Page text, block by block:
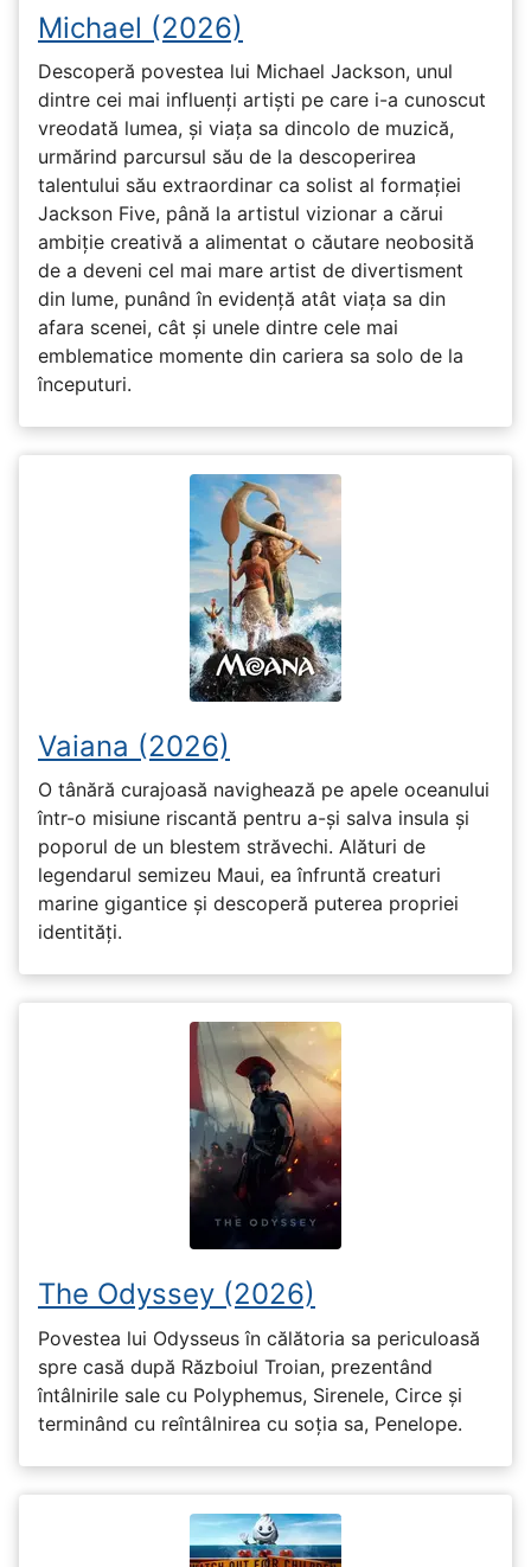
Michael (2026)
Descoperă povestea lui Michael Jackson, unul
dintre cei mai influenți artiști pe care i-a cunoscut
vreodată lumea, și viața sa dincolo de muzică,
urmărind parcursul său de la descoperirea
talentului său extraordinar ca solist al formației
Jackson Five, până la artistul vizionar a cărui
ambiție creativă a alimentat o căutare neobosită
de a deveni cel mai mare artist de divertisment
din lume, punând în evidență atât viața sa din
afara scenei, cât și unele dintre cele mai
emblematice momente din cariera sa solo de la
începuturi.
Vaiana (2026)
O tânără curajoasă navighează pe apele oceanului
într-o misiune riscantă pentru a-și salva insula și
poporul de un blestem străvechi. Alături de
legendarul semizeu Maui, ea înfruntă creaturi
marine gigantice și descoperă puterea propriei
identități.
The Odyssey (2026)
Povestea lui Odysseus în călătoria sa periculoasă
spre casă după Războiul Troian, prezentând
întâlnirile sale cu Polyphemus, Sirenele, Circe și
terminând cu reîntâlnirea cu soția sa, Penelope.